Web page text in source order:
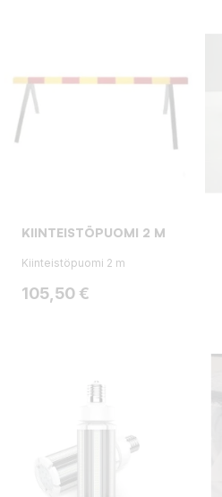
KIINTEISTÖPUOMI 2 M
Kiinteistöpuomi 2 m
Hinta
105,50 €